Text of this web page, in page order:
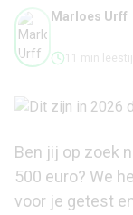
Marloes Urff
11 min
Ben jij op zoek
500 euro? We
voor je getest